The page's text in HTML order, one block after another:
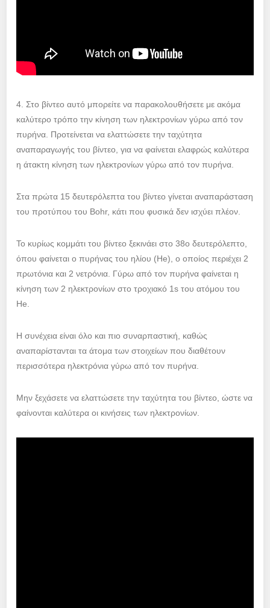
4. Στο βίντεο αυτό μπορείτε να παρακολουθήσετε με ακόμα
καλύτερο τρόπο την κίνηση των ηλεκτρονίων γύρω από τον
πυρήνα. Προτείνεται να ελαττώσετε την ταχύτητα
αναπαραγωγής του βίντεο, για να φαίνεται ελαφρώς καλύτερα
η άτακτη κίνηση των ηλεκτρονίων γύρω από τον πυρήνα.
Στα πρώτα 15 δευτερόλεπτα του βίντεο γίνεται αναπαράσταση
του προτύπου του Bohr, κάτι που φυσικά δεν ισχύει πλέον.
Το κυρίως κομμάτι του βίντεο ξεκινάει στο 38ο δευτερόλεπτο,
όπου φαίνεται ο πυρήνας του ηλίου (He), ο οποίος περιέχει 2
πρωτόνια και 2 νετρόνια. Γύρω από τον πυρήνα φαίνεται η
κίνηση των 2 ηλεκτρονίων στο τροχιακό 1s του ατόμου του
He.
Η συνέχεια είναι όλο και πιο συναρπαστική, καθώς
αναπαρίστανται τα άτομα των στοιχείων που διαθέτουν
περισσότερα ηλεκτρόνια γύρω από τον πυρήνα.
Μην ξεχάσετε να ελαττώσετε την ταχύτητα του βίντεο, ώστε να
φαίνονται καλύτερα οι κινήσεις των ηλεκτρονίων.